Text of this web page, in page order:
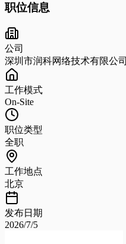
职位信息
公司
深圳市润科网络技术有限公司
工作模式
On-Site
职位类型
全职
工作地点
北京
发布日期
2026/7/5